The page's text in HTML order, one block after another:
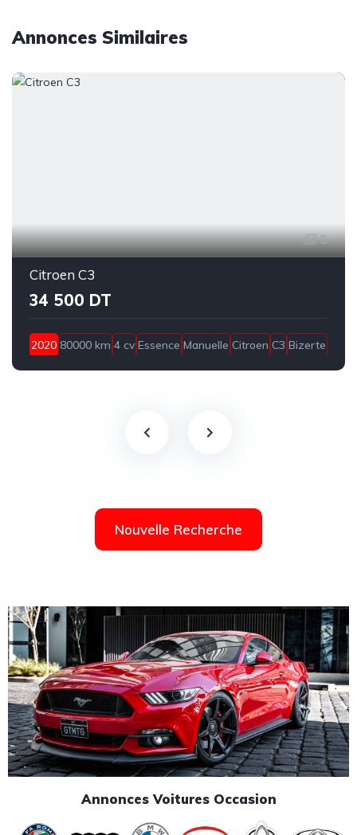
Annonces Similaires
5
Citroen C3
34 500 DT
2020 80000 km 4 cv Essence Manuelle Citroen C3 Bizerte
Nouvelle Recherche
Annonces Voitures Occasion